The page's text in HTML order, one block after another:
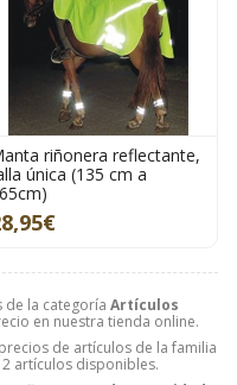
de la categoría Artículos
en nuestra tienda online.
de artículos de la familia
2 artículos disponibles.
riñonera reflectante,
única (135 cm a